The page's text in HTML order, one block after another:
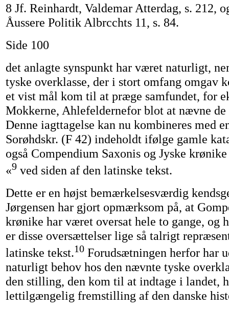
8 Jf. Reinhardt, Valdemar Atterdag, s. 212,
Åussere Politik Albrcchts 11, s. 84.
Side 100
det anlagte synspunkt har været naturligt,
tyske overklasse, der i stort omfang omgav
et vist mål kom til at præge samfundet, for
Mokkerne, Ahlefeldernefor blot at nævne de
Denne iagttagelse kan nu kombineres med
Sorøhdskr. (F 42) indeholdt ifølge gamle
også Compendium Saxonis og Jyske
«9 ved siden af den latinske tekst.
Dette er en højst bemærkelsesværdig
Jørgensen har gjort opmærksom på, at
krønike har været oversat hele to gange, og
er disse oversættelser lige så talrigt
latinske tekst.10 Forudsætningen herfor har
naturligt behov hos den nævnte tyske
den stilling, den kom til at indtage i landet,
lettilgængelig fremstilling af den danske